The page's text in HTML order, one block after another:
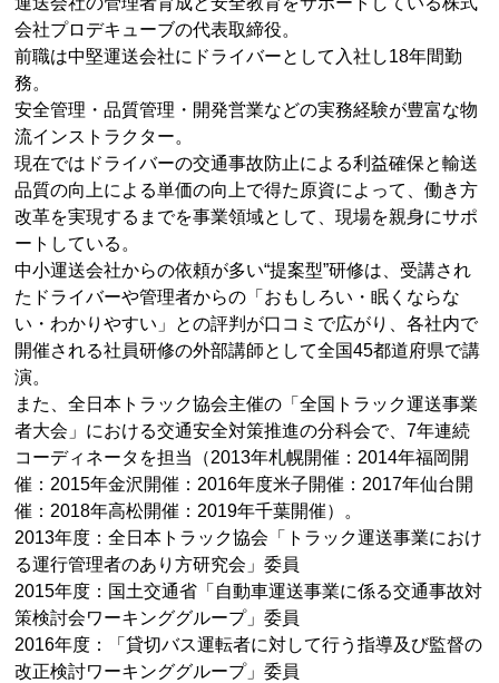
会社プロデキューブの代表取締役。
前職は中堅運送会社にドライバーとして入社し18年間勤
務。
安全管理・品質管理・開発営業などの実務経験が豊富な物
流インストラクター。
現在ではドライバーの交通事故防止による利益確保と輸送
品質の向上による単価の向上で得た原資によって、働き方
改革を実現するまでを事業領域として、現場を親身にサポ
ートしている。
中小運送会社からの依頼が多い“提案型”研修は、受講され
たドライバーや管理者からの「おもしろい・眠くならな
い・わかりやすい」との評判が口コミで広がり、各社内で
開催される社員研修の外部講師として全国45都道府県で講
演。
また、全日本トラック協会主催の「全国トラック運送事業
者大会」における交通安全対策推進の分科会で、7年連続
コーディネータを担当（2013年札幌開催：2014年福岡開
催：2015年金沢開催：2016年度米子開催：2017年仙台開
催：2018年高松開催：2019年千葉開催）。
2013年度：全日本トラック協会「トラック運送事業におけ
る運行管理者のあり方研究会」委員
2015年度：国土交通省「自動車運送事業に係る交通事故対
策検討会ワーキンググループ」委員
2016年度：「貸切バス運転者に対して行う指導及び監督の
改正検討ワーキンググループ」委員